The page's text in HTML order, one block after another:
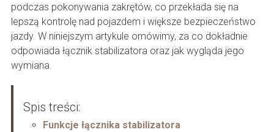
podczas pokonywania zakrętów, co przekłada się na
lepszą kontrolę nad pojazdem i większe bezpieczeństwo
jazdy. W niniejszym artykule omówimy, za co dokładnie
odpowiada łącznik stabilizatora oraz jak wygląda jego
wymiana.
Spis treści:
Funkcje łącznika stabilizatora